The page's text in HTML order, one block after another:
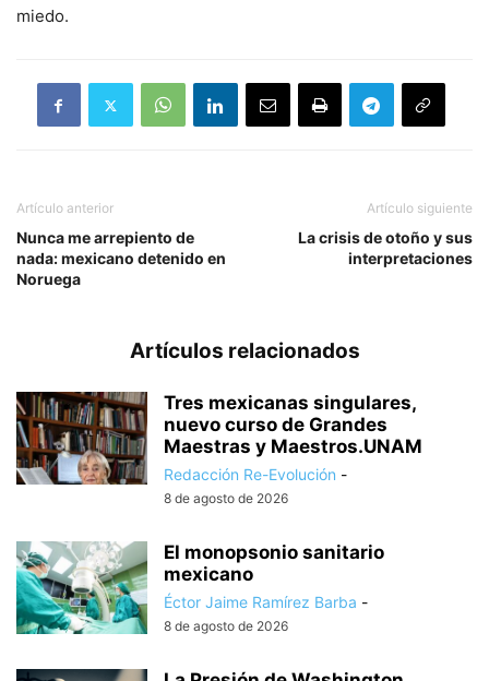
miedo.
Artículo anterior
Nunca me arrepiento de
nada: mexicano detenido en
Noruega
Artículo siguiente
La crisis de otoño y sus
interpretaciones
Artículos relacionados
Tres mexicanas singulares,
nuevo curso de Grandes
Maestras y Maestros.UNAM
Redacción Re-Evolución -
8 de agosto de 2026
El monopsonio sanitario
mexicano
Éctor Jaime Ramírez Barba -
8 de agosto de 2026